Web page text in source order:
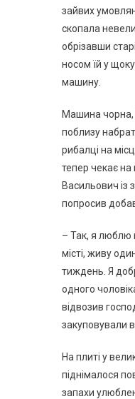
зайвих
скопала
обрізавши
носом їй у
машину.
Машина чорна,
поблизу
рибалці на
тепер чекає
Васильович із
попросив
– Так, я люблю
місті, живу
тиждень. Я
одного
відвозив
закуповували
На плиті у
піднімалося
запахи